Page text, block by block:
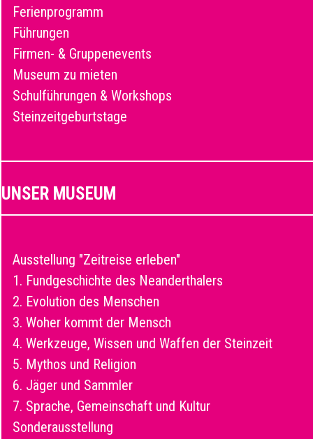
Ferienprogramm
Führungen
Firmen- & Gruppenevents
Museum zu mieten
Schulführungen & Workshops
Steinzeitgeburtstage
UNSER MUSEUM
Ausstellung "Zeitreise erleben"
1. Fundgeschichte des Neanderthalers
2. Evolution des Menschen
3. Woher kommt der Mensch
4. Werkzeuge, Wissen und Waffen der Steinzeit
5. Mythos und Religion
6. Jäger und Sammler
7. Sprache, Gemeinschaft und Kultur
Sonderausstellung